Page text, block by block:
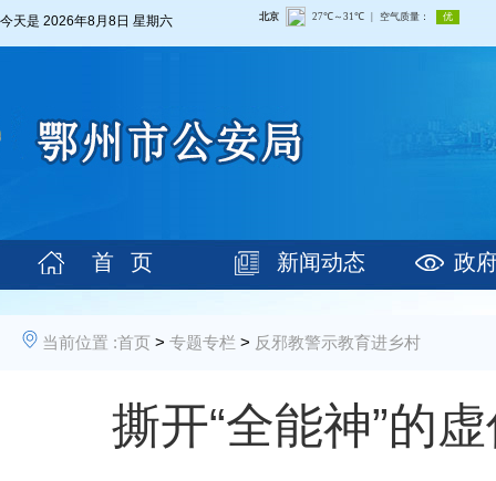
今天是 2026年8月8日 星期六
首 页 新闻动态 政
当前位置 :首页 > 专题专栏 > 反邪教警示教育进乡村
撕开“全能神”的